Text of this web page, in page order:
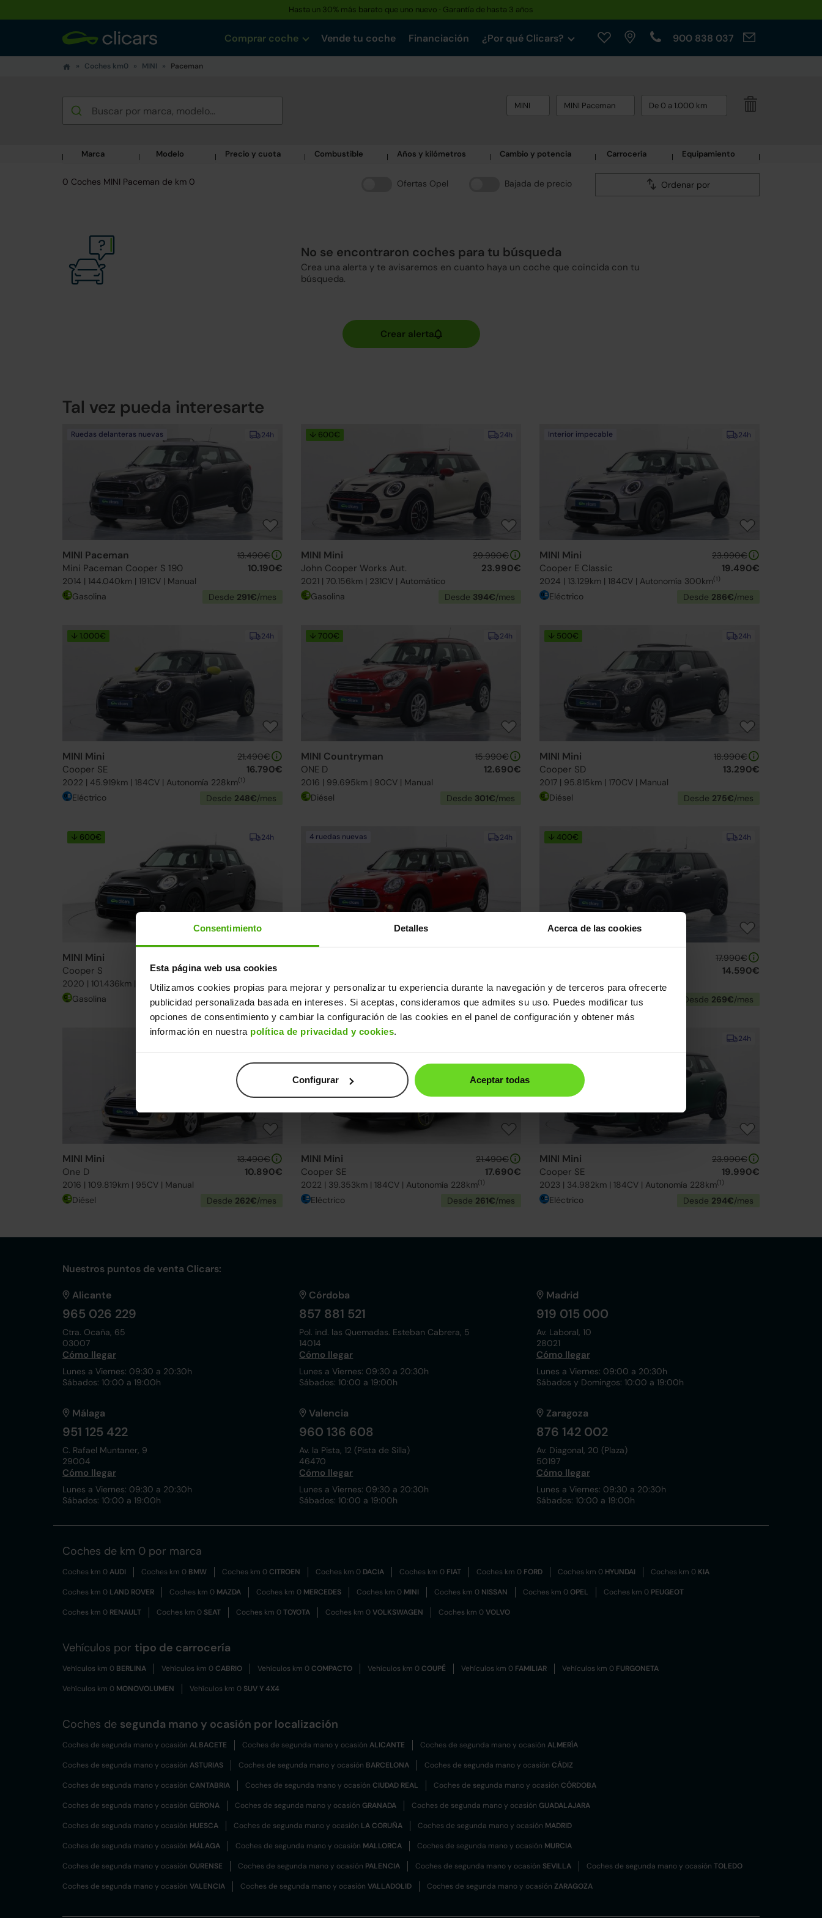
Consentimiento Detalles Acerca de las cookies
Esta página web usa cookies
Utilizamos cookies propias para mejorar y personalizar tu experiencia durante la navegación y de terceros para ofrecerte
publicidad personalizada basada en intereses. Si aceptas, consideramos que admites su uso. Puedes modificar tus
opciones de consentimiento y cambiar la configuración de las cookies en el panel de configuración y obtener más
información en nuestra política de privacidad y cookies.
Configurar Aceptar todas
Reserva tu coche hoy · Entrega en 24h a domicilio
Comprar coche Vende tu coche Financiación ¿Por qué Clicars? 900 838 037
Coches km0 MINI Paceman
MINI MINI Paceman De 0 a 1.000 km
Marca Modelo Precio y cuota Combustible Años y kilómetros Cambio y potencia Carrocería Equipamiento
Ofertas Opel Bajada de precio Ordenar por
0 Coches MINI Paceman de km 0
No se encontraron coches para tu búsqueda
Crea una alerta y te avisaremos en cuanto haya un coche que coincida con tu
búsqueda.
Tal vez pueda interesarte
24h
Ruedas delanteras nuevas
MINI Paceman
Mini Paceman Cooper S 190
2014 | 144.040km | 191CV | Manual
13.490€
10.190€
Gasolina Desde 291€/mes
24h
↓ 600€
MINI Mini
John Cooper Works Aut.
2021 | 70.156km | 231CV | Automático
29.990€
23.990€
Gasolina Desde 394€/mes
24h
Interior impecable
MINI Mini
Cooper E Classic
2024 | 13.129km | 184CV | Autonomía 300km(1)
23.990€
19.490€
Eléctrico Desde 286€/mes
24h
↓ 1.000€
MINI Mini
Cooper SE
2022 | 45.919km | 184CV | Autonomía 228km(1)
21.490€
16.790€
Eléctrico Desde 248€/mes
24h
↓ 700€
MINI Countryman
ONE D
2016 | 99.695km | 90CV | Manual
15.990€
12.690€
Diésel Desde 301€/mes
24h
↓ 500€
MINI Mini
Cooper SD
2017 | 95.815km | 170CV | Manual
18.990€
13.290€
Diésel Desde 275€/mes
24h
↓ 600€
MINI Mini
Cooper S
2020 | 101.436km | 192CV | Manual
16.990€
Gasolina Desde285€ /mes
24h
4 ruedas nuevas
2017 | 77.406km | 102CV | Manual
Gasolina Desde225€/mes
24h
↓ 400€
2018 | 50.977km | 136CV | Manual
17.990€
14.590€
Gasolina Desde 269€/mes
MINI Mini
One D
2016 | 109.819km | 95CV | Manual
13.490€
10.890€
Diésel Desde 262€/mes
4 ruedas nuevas
MINI Mini
Cooper SE
2022 | 39.353km | 184CV | Autonomía 228km(1)
21.490€
17.690€
Eléctrico Desde 261€/mes
24h
MINI Mini
Cooper SE
2023 | 34.982km | 184CV | Autonomía 228km(1)
23.990€
19.990€
Eléctrico Desde 294€/mes
Nuestros puntos de venta Clicars:
Alicante
965 026 229
Ctra. Ocaña, 65
03007
Cómo llegar
Lunes a Viernes: 09:30 a 20:30h
Sábados: 10:00 a 19:00h
Córdoba
857 881 521
Pol. ind. las Quemadas. Esteban Cabrera, 5
14014
Cómo llegar
Lunes a Viernes: 09:30 a 20:30h
Sábados: 10:00 a 19:00h
Madrid
919 015 000
Av. Laboral, 10
28021
Cómo llegar
Lunes a Viernes: 09:00 a 20:30h
Sábados y Domingos: 10:00 a 19:00h
Málaga
951 125 422
C. Rafael Muntaner, 9
29004
Cómo llegar
Lunes a Viernes: 09:30 a 20:30h
Sábados: 10:00 a 19:00h
Valencia
960 136 608
Av. la Pista, 12 (Pista de Silla)
46470
Cómo llegar
Lunes a Viernes: 09:30 a 20:30h
Sábados: 10:00 a 19:00h
Zaragoza
876 142 002
Av. Diagonal, 20 (Plaza)
50197
Cómo llegar
Lunes a Viernes: 09:30 a 20:30h
Sábados: 10:00 a 19:00h
Coches de km 0 por marca
Coches km 0AUDI Coches km 0 BMW Coches km 0CITROEN Coches km 0 DACIA Coches km 0 FIAT Coches km 0 FORD Coches km 0 HYUNDAI Coches km 0 KIA
Coches km 0 LAND ROVER Coches km 0 MAZDA Coches km 0 MERCEDES Coches km 0 MINI Coches km 0 NISSAN Coches km 0OPEL Coches km 0 PEUGEOT
Coches km 0 RENAULT Coches km 0 SEAT Coches km 0TOYOTA Coches km 0VOLKSWAGEN Coches km 0VOLVO
Vehículos por tipo de carrocería
Vehículos km 0 BERLINA Vehículos km 0CABRIO Vehículos km 0COMPACTO Vehículos km 0COUPÉ Vehículos km 0 FAMILIAR Vehículos km 0 FURGONETA
Vehículos km 0 MONOVOLUMEN Vehículos km 0 SUV Y 4X4
Coches de segunda mano y ocasión por localización
Coches de segunda mano y ocasión ALBACETE Coches de segunda mano y ocasión ALICANTE Coches de segunda mano y ocasión ALMERÍA
Coches de segunda mano y ocasión ASTURIAS Coches de segunda mano y ocasión BARCELONA Coches de segunda mano y ocasión CÁDIZ
Coches de segunda mano y ocasión CANTABRIA Coches de segunda mano y ocasión CIUDAD REAL Coches de segunda mano y ocasión CÓRDOBA
Coches de segunda mano y ocasión GERONA Coches de segunda mano y ocasión GRANADA Coches de segunda mano y ocasión GUADALAJARA
Coches de segunda mano y ocasión HUESCA Coches de segunda mano y ocasión LA CORUÑA Coches de segunda mano y ocasión MADRID
Coches de segunda mano y ocasión MÁLAGA Coches de segunda mano y ocasión MALLORCA Coches de segunda mano y ocasión MURCIA
Coches de segunda mano y ocasión OURENSE Coches de segunda mano y ocasión PALENCIA Coches de segunda mano y ocasión SEVILLA Coches de segunda mano y ocasión TOLEDO
Coches de segunda mano y ocasión VALENCIA Coches de segunda mano y ocasión VALLADOLID Coches de segunda mano y ocasión ZARAGOZA